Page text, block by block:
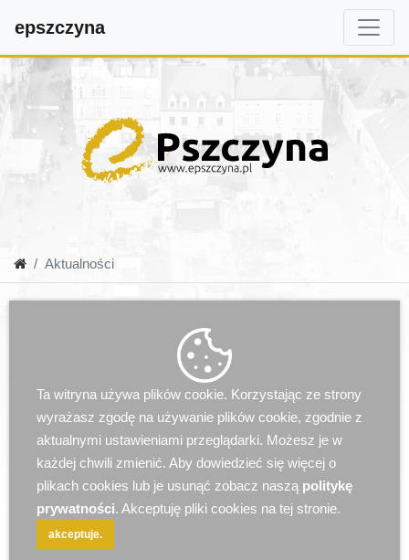
epszczyna
Aktualności
r e k l a m a
Ta witryna używa plików cookie. Korzystając ze strony
wyrażasz zgodę na używanie plików cookie, zgodnie z
aktualnymi ustawieniami przeglądarki. Możesz je w
każdej chwili zmienić. Aby dowiedzieć się więcej o
plikach cookies lub je usunąć zobacz naszą politykę
prywatności. Akceptuję pliki cookies na tej stronie.
akceptuje.